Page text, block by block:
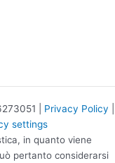
| Privacy Policy
settings
in quanto viene
pertanto considerarsi